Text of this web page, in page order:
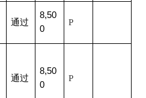
通过
8,50
0
P
通过
8,50
0
P